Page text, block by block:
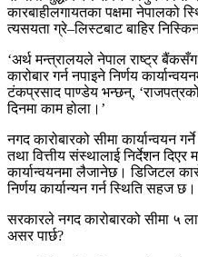
कारबाहीलगायतका पक्षमा नेपालको
त्यसयता ग्रे–लिस्टबाट बाहिर
‘अर्थ मन्त्रालयले नेपाल राष्ट्र
कारोबार गर्न नपाइने निर्णय
टंकप्रसाद पाण्डेय भन्छन्,
दिनमा काम होला।’
नगद कारोबारको सीमा कार्यान्वयन
तथा वित्तीय संस्थालाई निर्देशन
कार्यान्वयनमा लैजानेछ। डिजिटल
निर्णय कार्यान्यन गर्न स्थिति सहज छ।
सरकारले नगद कारोबारको सीमा ५
असर पार्छ?